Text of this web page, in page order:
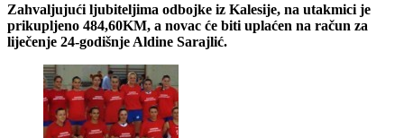
Zahvaljujući ljubiteljima odbojke iz Kalesije, na utakmici je
prikupljeno 484,60KM, a novac će biti uplaćen na račun za
liječenje 24-godišnje Aldine Sarajlić.